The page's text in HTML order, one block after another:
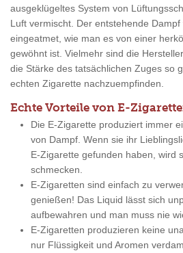
ausgeklügeltes System von
Luft vermischt. Der entstehende Dampf
eingeatmet, wie man es von einer
gewöhnt ist. Vielmehr sind die
die Stärke des tatsächlichen Zuges so
echten Zigarette nachzuempfinden.
Echte Vorteile von E-
Die E-Zigarette produziert immer
von Dampf. Wenn sie ihr
E-Zigarette gefunden haben, wird
schmecken.
E-Zigaretten sind einfach zu
genießen! Das Liquid lässt sich
aufbewahren und man muss nie
E-Zigaretten produzieren keine
nur Flüssigkeit und Aromen